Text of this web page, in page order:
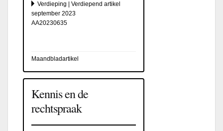
Verdieping | Verdiepend artikel
september 2023
AA20230635
Maandbladartikel
Kennis en de
rechtspraak